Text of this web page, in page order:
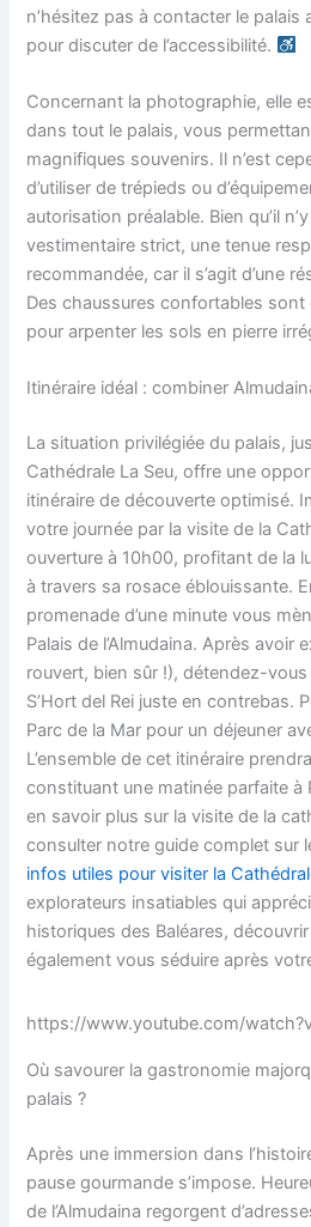
n’hésitez pas à contacter le palais
pour discuter de l’accessibilité.
Concernant la photographie, elle
dans tout le palais, vous
magnifiques souvenirs. Il n’est
d’utiliser de trépieds ou
autorisation préalable. Bien qu’il
vestimentaire strict, une tenue
recommandée, car il s’agit d’une
Des chaussures confortables sont
pour arpenter les sols en pierre
Itinéraire idéal : combiner
La situation privilégiée du palais,
Cathédrale La Seu, offre une
itinéraire de découverte optimisé.
votre journée par la visite de la
ouverture à 10h00, profitant de la
à travers sa rosace éblouissante.
promenade d’une minute vous
Palais de l’Almudaina. Après avoir
rouvert, bien sûr !), détendez-
S’Hort del Rei juste en contrebas.
Parc de la Mar pour un déjeuner
L’ensemble de cet itinéraire
constituant une matinée parfaite à
en savoir plus sur la visite de la
consulter notre guide complet sur
infos utiles pour visiter la
explorateurs insatiables qui
historiques des Baléares, découvrir
également vous séduire après
https://www.youtube.com/
Où savourer la gastronomie
palais ?
Après une immersion dans
pause gourmande s’impose.
de l’Almudaina regorgent